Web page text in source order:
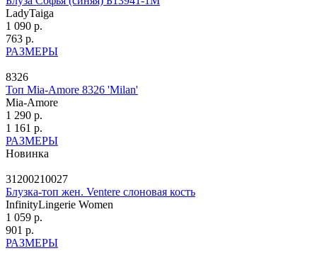
LadyTaiga
1 090 р.
763 р.
РАЗМЕРЫ
8326
Топ Mia-Amore 8326 'Milan'
Mia-Amore
1 290 р.
1 161 р.
РАЗМЕРЫ
Новинка
31200210027
Блузка-топ жен. Ventere слоновая кость
InfinityLingerie Women
1 059 р.
901 р.
РАЗМЕРЫ